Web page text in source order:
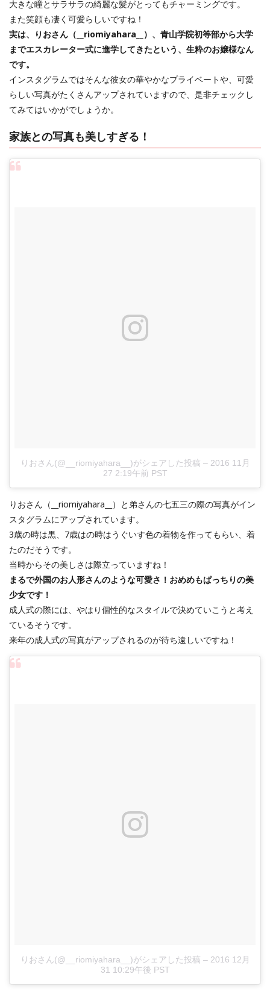
大きな瞳とサラサラの綺麗な髪がとってもチャーミングです。
また笑顔も凄く可愛らしいですね！
実は、りおさん（__riomiyahara__）、青山学院初等部から大学
までエスカレーター式に進学してきたという、生粋のお嬢様なん
です。
インスタグラムではそんな彼女の華やかなプライベートや、可愛
らしい写真がたくさんアップされていますので、是非チェックし
てみてはいかがでしょうか。
家族との写真も美しすぎる！
りおさん(@__riomiyahara__)がシェアした投稿 – 2016 11月
27 2:19午前 PST
りおさん（__riomiyahara__）と弟さんの七五三の際の写真がイン
スタグラムにアップされています。
3歳の時は黒、7歳はの時はうぐいす色の着物を作ってもらい、着
たのだそうです。
当時からその美しさは際立っていますね！
まるで外国のお人形さんのような可愛さ！おめめもぱっちりの美
少女です！
成人式の際には、やはり個性的なスタイルで決めていこうと考え
ているそうです。
来年の成人式の写真がアップされるのが待ち遠しいですね！
りおさん(@__riomiyahara__)がシェアした投稿 – 2016 12月
31 10:29午後 PST